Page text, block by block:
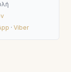
· Viber